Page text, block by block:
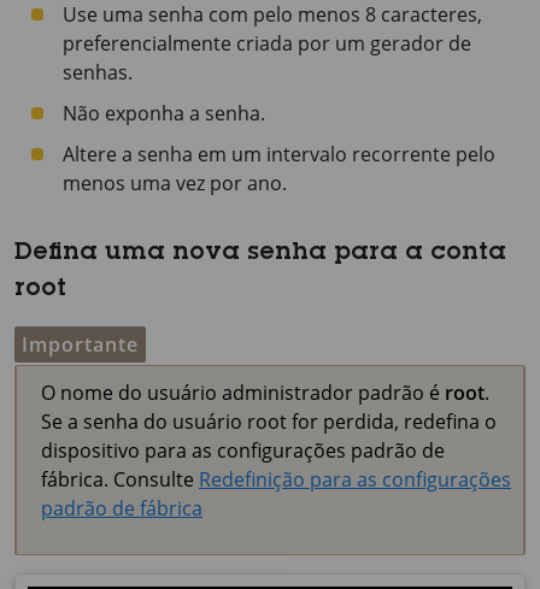
Use uma senha com pelo menos 8 caracteres,
preferencialmente criada por um gerador de
senhas.
Não exponha a senha.
Altere a senha em um intervalo recorrente pelo
menos uma vez por ano.
Defina uma nova senha para a conta
root
Importante
O nome do usuário administrador padrão é root.
Se a senha do usuário root for perdida, redefina o
dispositivo para as configurações padrão de
fábrica. Consulte Redefinição para as configurações
padrão de fábrica